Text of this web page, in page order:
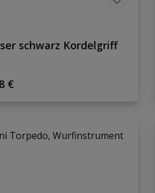
schwarz Kordelgriff
Preis:
€